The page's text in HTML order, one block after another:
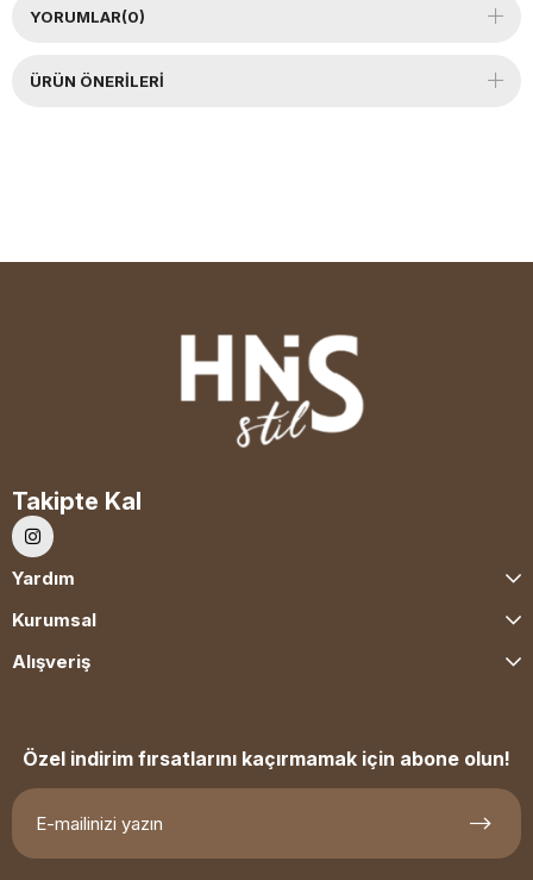
YORUMLAR(0)
ÜRÜN ÖNERILERI
Takipte Kal
Yardım
Kurumsal
Alışveriş
Özel indirim fırsatlarını kaçırmamak için abone olun!